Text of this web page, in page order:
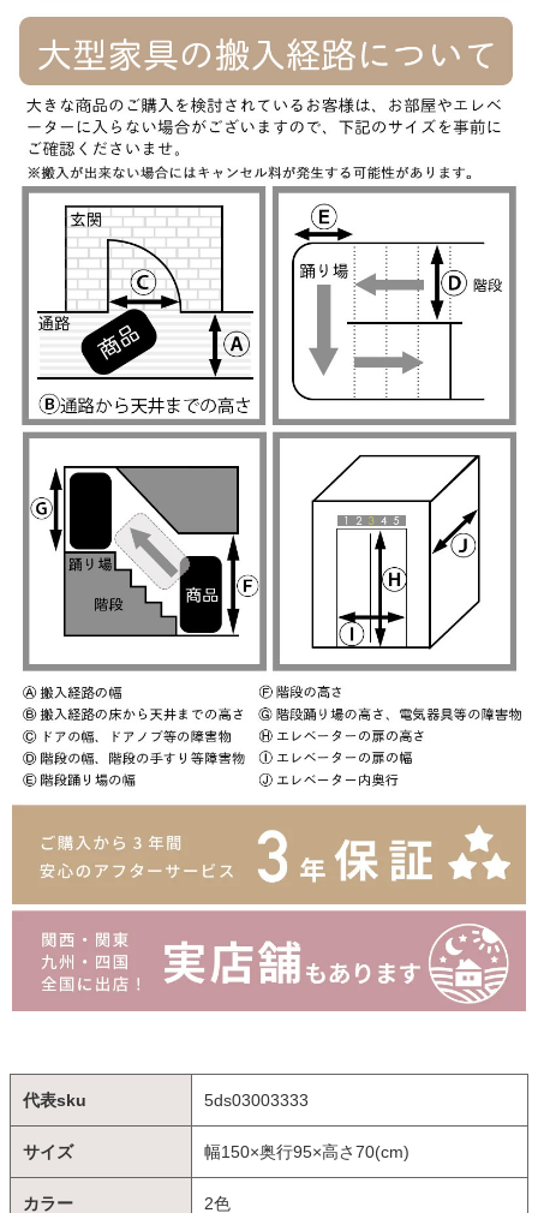
代表sku 5ds03003333
サイズ 幅150×奥行95×高さ70(cm)
カラー 2色